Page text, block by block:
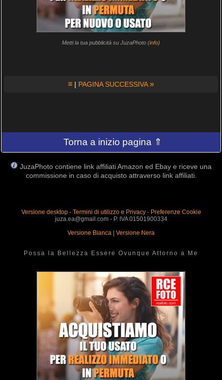
Metti la tua pubblicità su JuzaPhoto (info)
≡ | PAGINA SUCCESSIVA»
Torna a inizio pagina ⇑
JuzaPhoto contiene link affiliati Amazon ed Ebay e riceve una
commissione in caso di acquisto attraverso link affiliati.
Versione desktop- Termini di utilizzo e Privacy- Preferenze Cookie
juza.ea@gmail.com - P. IVA 01501900334
Versione Bianca
Versione Nera
Possa la Bellezza Essere Ovunque Attorno a Me